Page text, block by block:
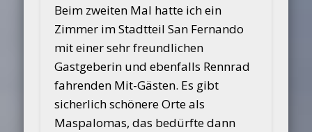
Beim zweiten Mal hatte ich ein
Zimmer im Stadtteil San Fernando
mit einer sehr freundlichen
Gastgeberin und ebenfalls Rennrad
fahrenden Mit-Gästen. Es gibt
sicherlich schönere Orte als
Maspalomas, das bedürfte dann